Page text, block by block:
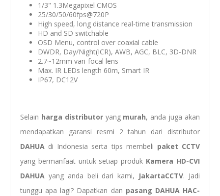
1/3" 1.3Megapixel CMOS
25/30/50/60fps@720P
High speed, long distance real-time transmission
HD and SD switchable
OSD Menu, control over coaxial cable
DWDR, Day/Night(ICR), AWB, AGC, BLC, 3D-DNR
2.7~12mm vari-focal lens
Max. IR LEDs length 60m, Smart IR
IP67, DC12V
Selain harga distributor yangmurah, anda juga akan
mendapatkan garansi resmi 2 tahun dari distributor
DAHUA di Indonesia serta tips membeli paket CCTV
yang bermanfaat untuk setiap produk Kamera HD-CVI
DAHUA yang anda beli dari kami, JakartaCCTV. Jadi
tunggu apa lagi? Dapatkan dan pasang DAHUA HAC-